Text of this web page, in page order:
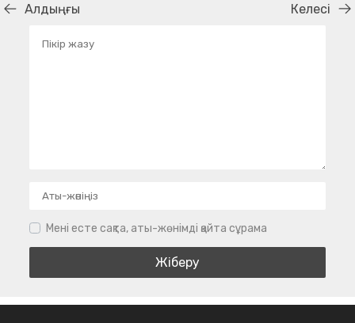
Алдыңғы Келесі
Мені есте сақта, аты-жөнімді қайта сұрама